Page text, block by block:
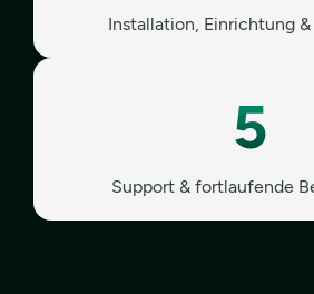
Installation, Einrichtung
5
Support & fortlaufende